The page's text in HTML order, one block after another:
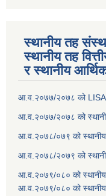
स्थानीय तह
स्थानीय तह
र स्थानीय
आ.व.२०७७/२०७८ को LISA
आ.व.२०७७/२०७८ को
आ.व.२०७८/०७९ को
आ.व.२०७८/२०७९ को
आ.व.२०७९/०८० को
आ.व.२०७९/०८० को